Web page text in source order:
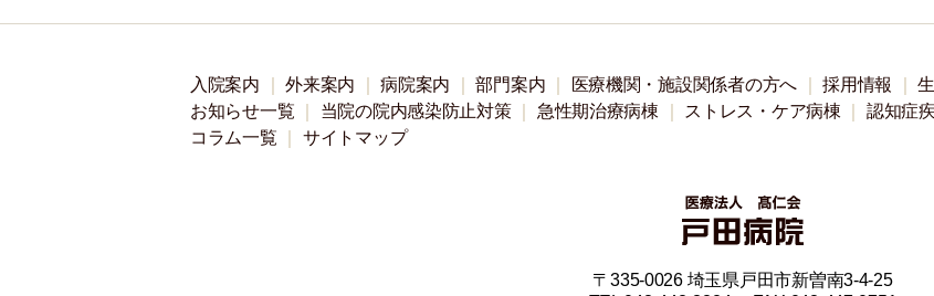
入院案内 外来案内 病院案内 部門案内 医療機関・施設関係者の方へ 採用情報
お知らせ一覧
当院の院内感染防止対策 急性期治療病棟 ストレス・ケア病棟 認知症
コラム一覧
サイトマップ
〒335-0026 埼玉県戸田市新曽南3-4-25